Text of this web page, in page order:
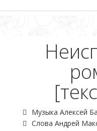
Музыка Алексей
Слова Андрей